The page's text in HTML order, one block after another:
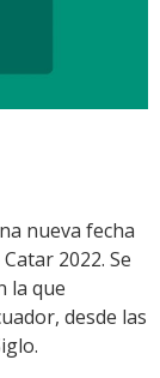
nueva fecha
2022. Se
la que
desde las